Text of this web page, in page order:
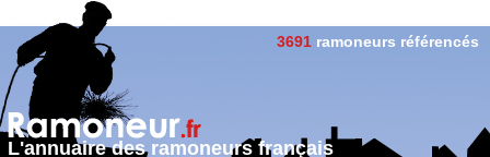
L'annuaire des ramoneurs français
3691 ramoneurs référencés